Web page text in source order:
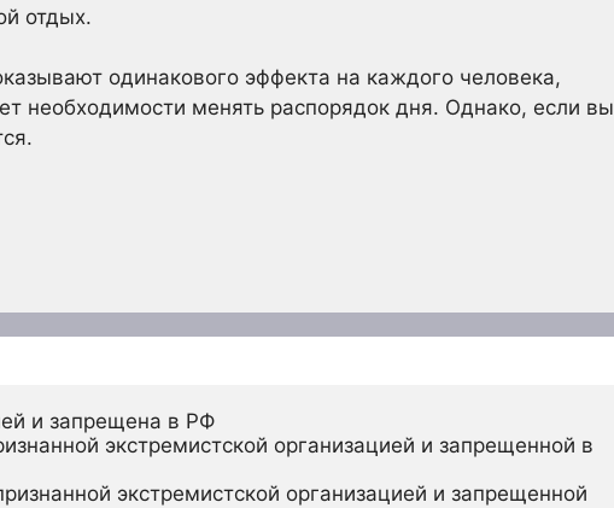
отдых.
одинакового эффекта на каждого человека,
необходимости менять распорядок дня. Однако, если вы
и запрещена в РФ
экстремистской организацией и запрещенной в
экстремистской организацией и запрещенной